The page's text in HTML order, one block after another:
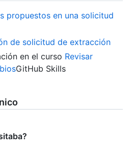
propuestos en una solicitud
de solicitud de extracción
en el curso Revisar
GitHub Skills